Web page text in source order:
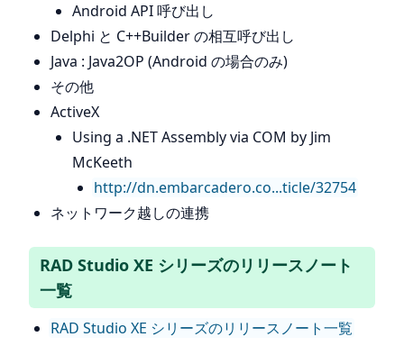
Android API 呼び出し
Delphi と C++Builder の相互呼び出し
Java : Java2OP (Android の場合のみ)
その他
ActiveX
Using a .NET Assembly via COM by Jim
McKeeth
http://dn.embarcadero.co...ticle/32754
ネットワーク越しの連携
RAD Studio XE シリーズのリリースノート
一覧
RAD Studio XE シリーズのリリースノート一覧